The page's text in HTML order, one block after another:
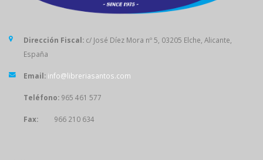
Dirección Fiscal: c/ José Díez Mora nº 5, 03205 Elche, Alicante,
España
Email: info@libreriasantos.com
Teléfono: 965 461 577
Fax: 966 210 634